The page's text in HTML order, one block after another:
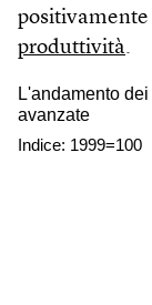
positivamente
produttività.